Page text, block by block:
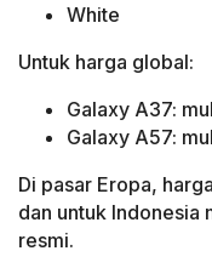
White
Untuk harga global:
Galaxy A37:
Galaxy A57:
Di pasar Eropa,
dan untuk Indonesia
resmi.